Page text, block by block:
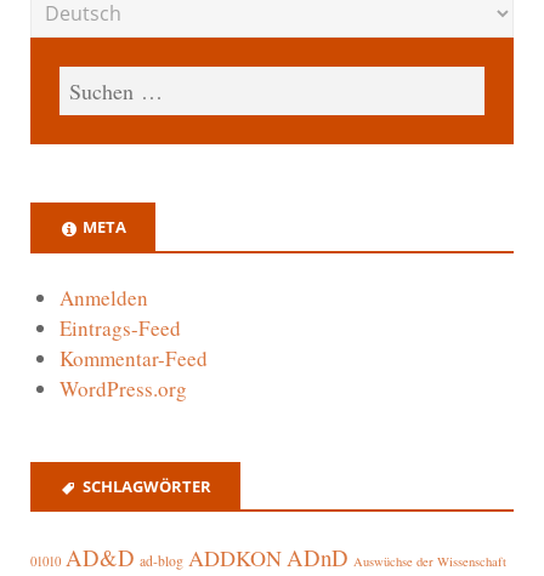
META
Anmelden
Eintrags-Feed
Kommentar-Feed
WordPress.org
SCHLAGWÖRTER
01010 AD&D ad-blog ADDKONADnD Auswüchse der Wissenschaft